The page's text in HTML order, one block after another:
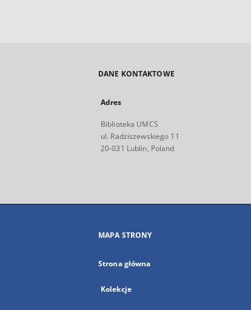
DANE KONTAKTOWE
Adres
Biblioteka UMCS
ul. Radziszewskiego 11
20-031 Lublin, Poland
MAPA STRONY
Strona główna
Kolekcje